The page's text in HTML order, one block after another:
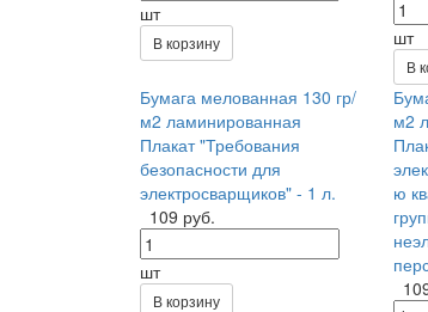
шт
В корзину шт
В
Бумага мелованная 130 гр/
м2 ламинированная
Плакат "Требования
безопасности для
электросварщиков" - 1 л.
109 руб.
шт
В корзину
м2
ю